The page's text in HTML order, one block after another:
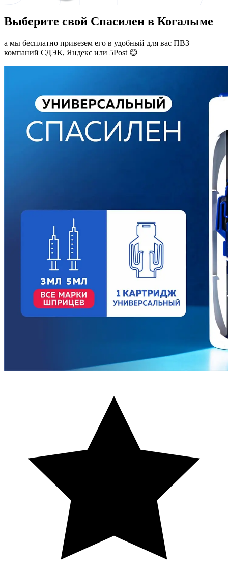
Выберите свой Спасилен в Когалыме
а мы бесплатно привезем его в удобный для вас ПВЗ
компаний СДЭК, Яндекс или 5Post 😊